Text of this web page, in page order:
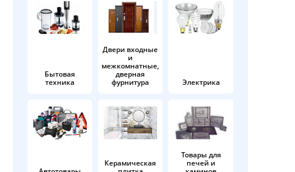
Бытовая
техника
Двери входные
и
межкомнатные,
дверная
фурнитура
Электрика
Керамическая
Товары для
печей и